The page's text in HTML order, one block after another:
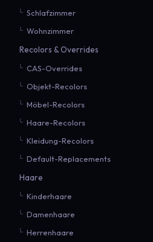
Schlafzimmer
Wohnzimmer
Recolors & Overrides
CAS-Overrides
Objekt-Recolors
Möbel-Recolors
Haare-Recolors
Kleidung-Recolors
Default-Replacements
Haare
Kinderhaare
Damenhaare
Herrenhaare